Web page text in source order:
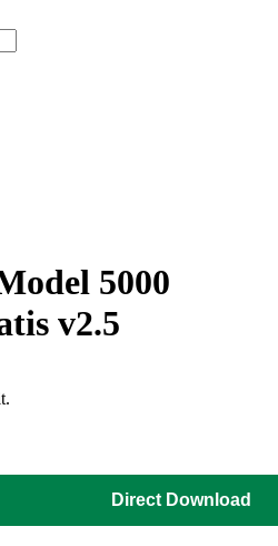
5000
v2.5
Direct Download